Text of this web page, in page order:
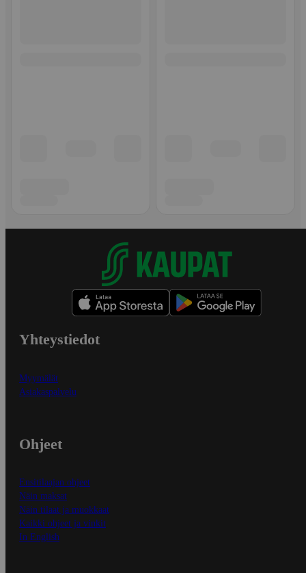
Yhteystiedot
Myymälät
Asiakaspalvelu
Ohjeet
Ensitilaajan ohjeet
Näin maksat
Näin tilaat ja muokkaat
Kaikki ohjeet ja vinkit
In English